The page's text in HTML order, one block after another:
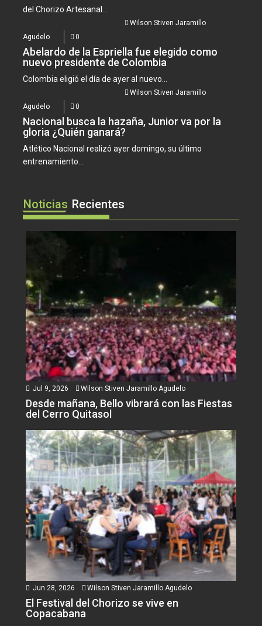
del Chorizo Artesanal...
Wilson Stiven Jaramillo
Agudelo
0
Abelardo de la Espriella fue elegido como
nuevo presidente de Colombia
Colombia eligió el día de ayer al nuevo...
Wilson Stiven Jaramillo
Agudelo
0
Nacional busca la hazaña, Junior va por la
gloria ¿Quién ganará?
Atlético Nacional realizó ayer domingo, su último
entrenamiento...
Noticias Recientes
Jul 9, 2026 Wilson Stiven Jaramillo Agudelo
Desde mañana, Bello vibrará con las Fiestas
del Cerro Quitasol
Jun 28, 2026 Wilson Stiven Jaramillo Agudelo
El Festival del Chorizo se vive en
Copacabana